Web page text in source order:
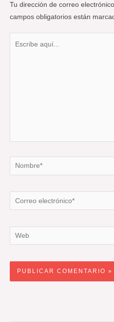
Tu dirección de correo
campos obligatorios están
Nombre*
Correo
electrónico*
Web